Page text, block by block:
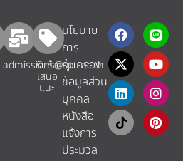
admissions@spu.ac.th
รับข้อ
เสนอ
แนะ​
นโยบาย
การ
คุ้มครอง
ข้อมูลส่วน
บุคคล
หนังสือ
แจ้งการ
ประมวล